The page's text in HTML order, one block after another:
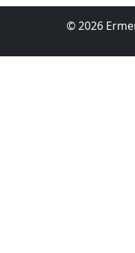
© 2026